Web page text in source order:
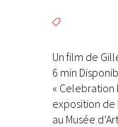
Un film de
6 min
« Celebration
exposition de
au Musée d’Art...